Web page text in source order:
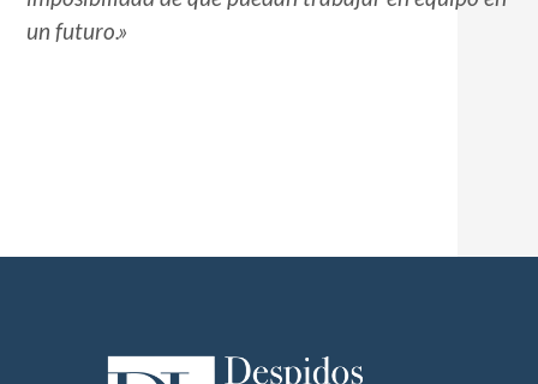
un futuro.»